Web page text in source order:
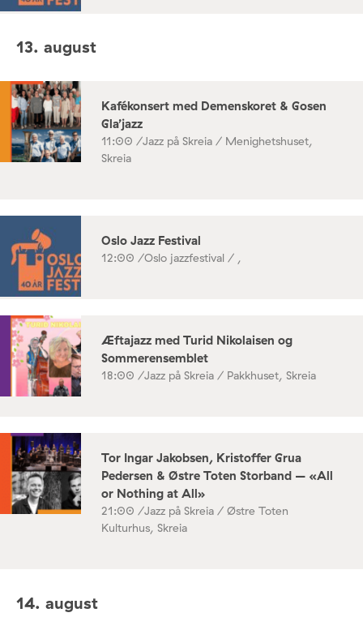
13. august
Kafékonsert med Demenskoret & Gosen
Gla’jazz
11:00 /Jazz på Skreia / Menighetshuset,
Skreia
Oslo Jazz Festival
12:00 /Oslo jazzfestival / ,
Æftajazz med Turid Nikolaisen og
Sommerensemblet
18:00 /Jazz på Skreia / Pakkhuset, Skreia
Tor Ingar Jakobsen, Kristoffer Grua
Pedersen & Østre Toten Storband – «All
or Nothing at All»
21:00 /Jazz på Skreia / Østre Toten
Kulturhus, Skreia
14. august